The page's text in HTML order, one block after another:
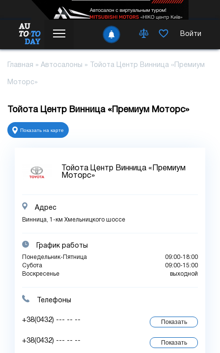
Войти
Главная » Автосалоны » Тойота Центр Винница «Премиум
Моторс»
Тойота Центр Винница «Премиум Моторс»
Показать на карте
Тойота Центр Винница «Премиум
Моторс»
Адрес
Винница, 1-км Хмельницкого шоссе
График работы
Понедельник-Пятница
09:00-18:00
Субота
09:00-15:00
Воскресенье
выходной
Телефоны
+38(0432) --- -- -- Показать
+38(0432) --- -- -- Показать